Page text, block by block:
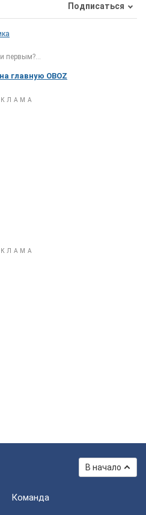
Подписаться
первым?...
главную OBOZ
В начало
Команда